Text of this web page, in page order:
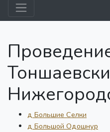
д Большие Селки
д Большой Одошнур